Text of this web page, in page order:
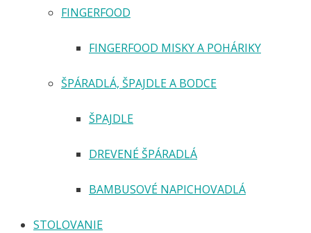
FINGERFOOD
FINGERFOOD MISKY A POHÁRIKY
ŠPÁRADLÁ, ŠPAJDLE A BODCE
ŠPAJDLE
DREVENÉ ŠPÁRADLÁ
BAMBUSOVÉ NAPICHOVADLÁ
STOLOVANIE